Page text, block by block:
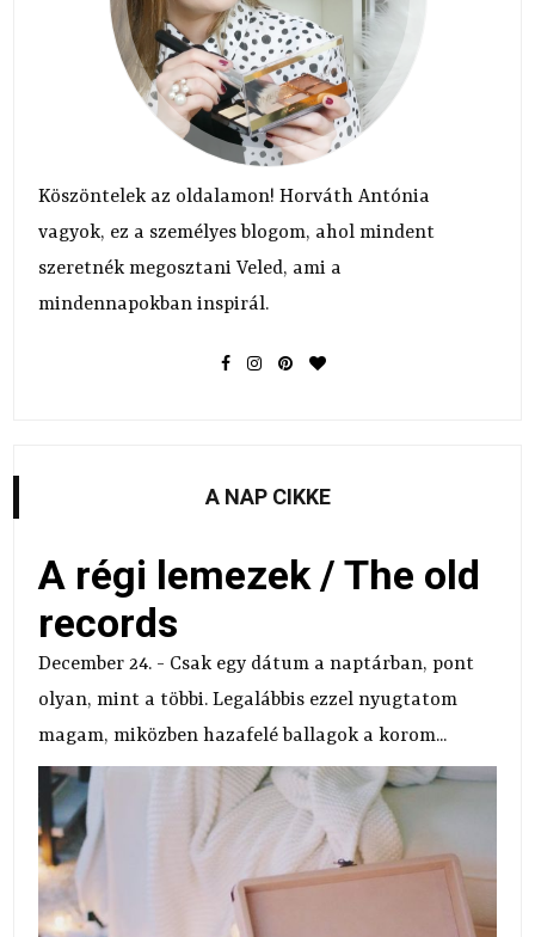
Köszöntelek az oldalamon! Horváth Antónia
vagyok, ez a személyes blogom, ahol mindent
szeretnék megosztani Veled, ami a
mindennapokban inspirál.
A NAP CIKKE
A régi lemezek / The old
records
December 24. - Csak egy dátum a naptárban, pont
olyan, mint a többi. Legalábbis ezzel nyugtatom
magam, miközben hazafelé ballagok a korom...